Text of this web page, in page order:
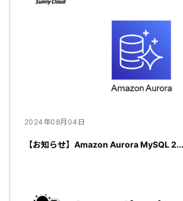
2024年08月04日
【お知らせ】Amazon Aurora MySQL 2...